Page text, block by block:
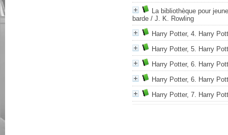
La bibliothèque pour
barde / J. K. Rowling
Harry Potter, 4. Harry
Harry Potter, 5. Harry
Harry Potter, 6. Harry
Harry Potter, 6. Harry
Harry Potter, 7. Harry